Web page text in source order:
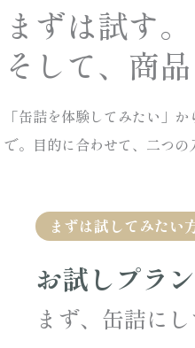
まずは試す。
そして、商品
「缶詰を体験してみたい」
で。目的に合わせて、二つの
まずは試してみたい
お試しプラン
まず、缶詰にし